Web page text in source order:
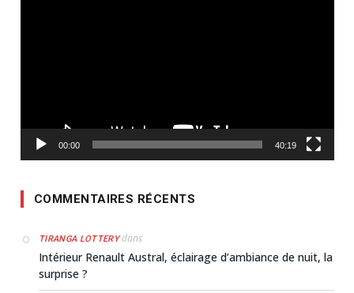
00:00 40:19
COMMENTAIRES RÉCENTS
TIRANGA LOTTERYdans
Intérieur Renault Austral, éclairage d’ambiance de nuit, la
surprise ?